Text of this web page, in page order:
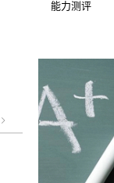
能力测评